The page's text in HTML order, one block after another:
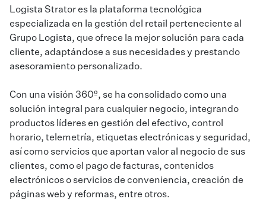
Logista Strator es la plataforma tecnológica
especializada en la gestión del retail perteneciente al
Grupo Logista, que ofrece la mejor solución para cada
cliente, adaptándose a sus necesidades y prestando
asesoramiento personalizado.
Con una visión 360º, se ha consolidado como una
solución integral para cualquier negocio, integrando
productos líderes en gestión del efectivo, control
horario, telemetría, etiquetas electrónicas y seguridad,
así como servicios que aportan valor al negocio de sus
clientes, como el pago de facturas, contenidos
electrónicos o servicios de conveniencia, creación de
páginas web y reformas, entre otros.